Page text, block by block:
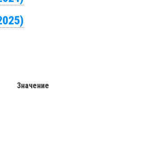
Значение